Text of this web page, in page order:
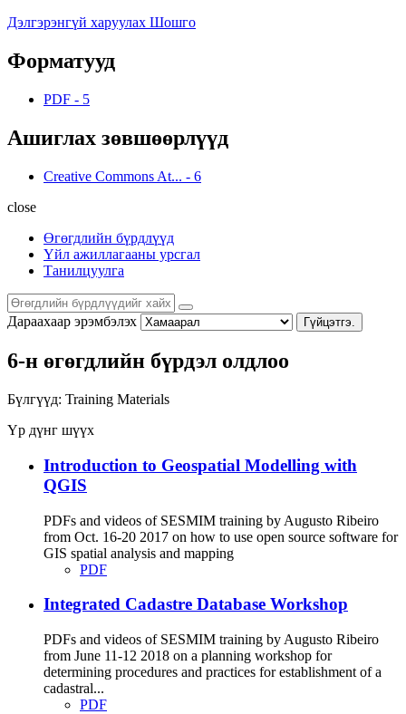
Дэлгэрэнгүй харуулах Шошго
Форматууд
PDF - 5
Ашиглах зөвшөөрлүүд
Creative Commons At... - 6
close
Өгөгдлийн бүрдлүүд
Үйл ажиллагааны урсгал
Танилцуулга
Дараахаар эрэмбэлэх Гүйцэтгэ.
6-н өгөгдлийн бүрдэл олдлоо
Бүлгүүд: Training Materials
Үр дүнг шүүх
Introduction to Geospatial Modelling with
QGIS
PDFs and videos of SESMIM training by Augusto Ribeiro
from Oct. 16-20 2017 on how to use open source software for
GIS spatial analysis and mapping
PDF
Integrated Cadastre Database Workshop
PDFs and videos of SESMIM training by Augusto Ribeiro
from June 11-12 2018 on a planning workshop for
determining procedures and practices for establishment of a
cadastral...
PDF